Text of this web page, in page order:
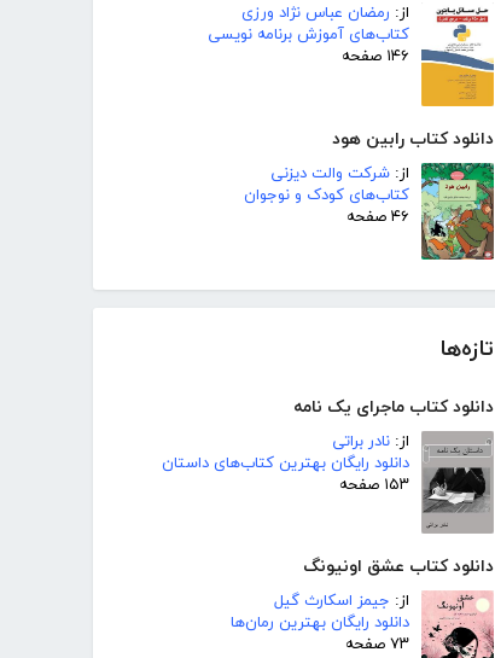
از: رمضان عباس نژاد ورزی
کتاب‌های آموزش برنامه نویسی
۱۴۶ صفحه
دانلود کتاب رابین هود
از: شرکت والت دیزنی
کتاب‌های کودک و نوجوان
۴۶ صفحه
تازه‌ها
دانلود کتاب ماجرای یک نامه
از: نادر براتی
دانلود رایگان بهترین کتاب‌های داستان
۱۵۳ صفحه
دانلود کتاب عشق اونیونگ
از: جیمز اسکارث گیل
دانلود رایگان بهترین رمان‌ها
۷۳ صفحه